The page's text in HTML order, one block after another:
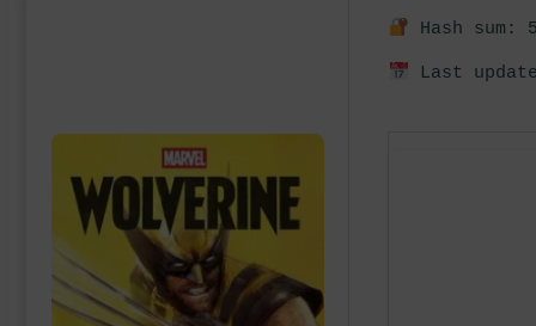
Hash sum:
Last